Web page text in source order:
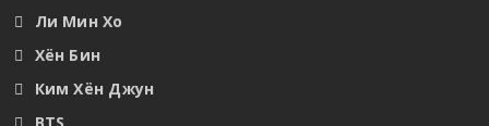
Ли Мин Хо
Хён Бин
Ким Хён Джун